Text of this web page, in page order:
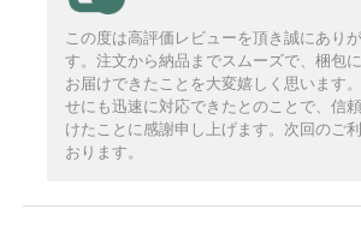
この度は高評価レビューを頂き誠にあり
す。注文から納品までスムーズで、梱包
お届けできたことを大変嬉しく思います
せにも迅速に対応できたとのことで、信
けたことに感謝申し上げます。次回のご
おります。